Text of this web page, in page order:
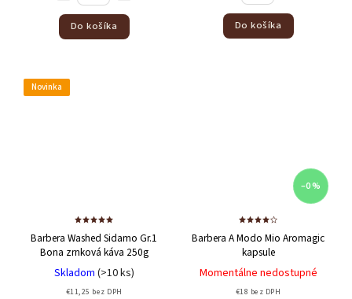
Do košíka Do košíka
Novinka
Barbera Washed Sidamo Gr.1
Bona zrnková káva 250g
Skladom (>10 ks)
€11,25 bez DPH
–0 %
Barbera A Modo Mio Aromagic
kapsule
Momentálne nedostupné
€18 bez DPH